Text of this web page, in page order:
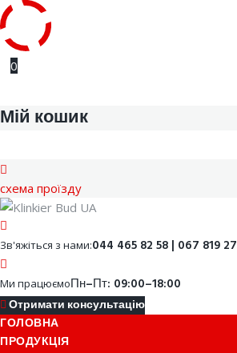
Skip
0
Мій кошик
cхема проїзду
Facebook
Youtube
Instagram
Google
Зв'яжіться з нами:044 465 82 58 | 067 819
Ми працюємоПн–Пт: 09:00–18:00
Отримати консультацію
ГОЛОВНА
ПРОДУКЦІЯ